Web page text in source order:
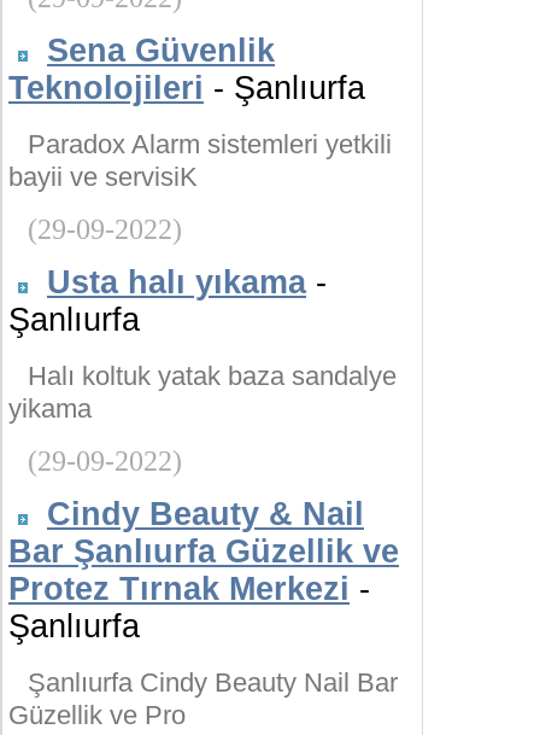
Sena Güvenlik
Teknolojileri - Şanlıurfa
Paradox Alarm sistemleri yetkili
bayii ve servisiK
(29-09-2022)
Usta halı yıkama-
Şanlıurfa
Halı koltuk yatak baza sandalye
yikama
(29-09-2022)
Cindy Beauty & Nail
Bar Şanlıurfa Güzellik ve
Protez Tırnak Merkezi -
Şanlıurfa
Şanlıurfa Cindy Beauty Nail Bar
Güzellik ve Pro